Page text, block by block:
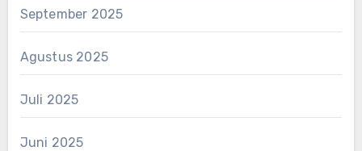
September 2025
Agustus 2025
Juli 2025
Juni 2025